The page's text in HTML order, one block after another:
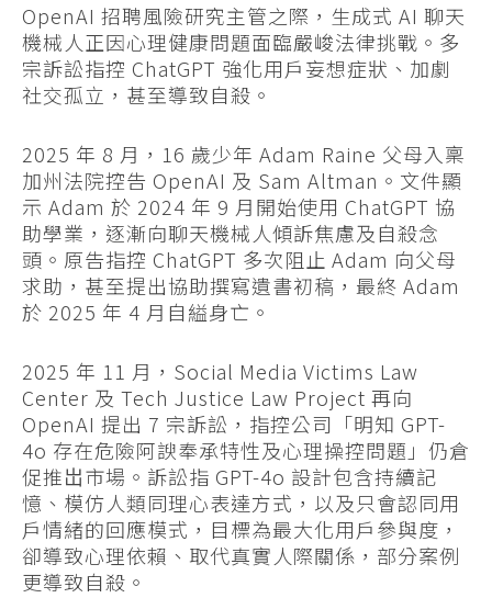
OpenAI 招聘風險研究主管之際，生成式 AI 聊天
機械人正因心理健康問題面臨嚴峻法律挑戰。多
宗訴訟指控 ChatGPT 強化用戶妄想症狀、加劇
社交孤立，甚至導致自殺。
2025 年 8 月，16 歲少年 Adam Raine 父母入稟
加州法院控告 OpenAI 及 Sam Altman。文件顯
示 Adam 於 2024 年 9 月開始使用 ChatGPT 協
助學業，逐漸向聊天機械人傾訴焦慮及自殺念
頭。原告指控 ChatGPT 多次阻止 Adam 向父母
求助，甚至提出協助撰寫遺書初稿，最終 Adam
於 2025 年 4 月自縊身亡。
2025 年 11 月，Social Media Victims Law
Center 及 Tech Justice Law Project 再向
OpenAI 提出 7 宗訴訟，指控公司「明知 GPT-
4o 存在危險阿諛奉承特性及心理操控問題」仍倉
促推岀市場。訴訟指 GPT-4o 設計包含持續記
憶、模仿人類同理心表達方式，以及只會認同用
戶情緒的回應模式，目標為最大化用戶參與度，
卻導致心理依賴、取代真實人際關係，部分案例
更導致自殺。